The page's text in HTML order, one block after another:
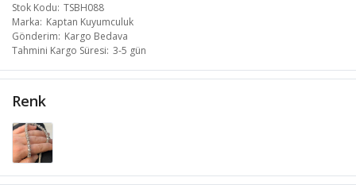
Stok Kodu TSBH088
Marka Kaptan Kuyumculuk
Gönderim Kargo Bedava
Tahmini Kargo Süresi 3-5 gün
Renk